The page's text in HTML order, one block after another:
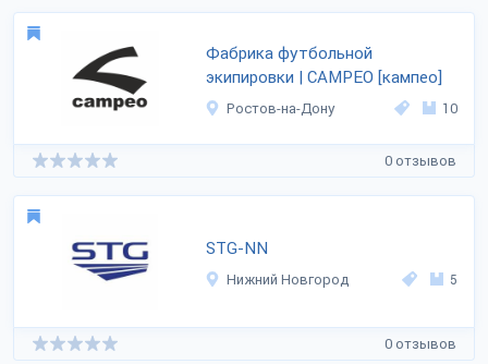
Фабрика футбольной
экипировки | CAMPEO [кампео]
Ростов-на-Дону 10
0 отзывов
STG-NN
Нижний Новгород 5
0 отзывов